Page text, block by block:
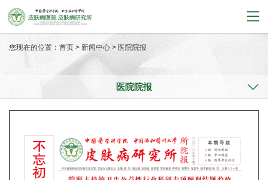
您现在的位置： 首页 > 新闻中心 > 医院院报
医院院报